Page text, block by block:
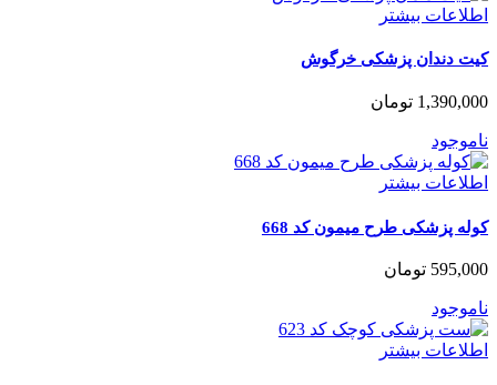
اطلاعات بیشتر
کیت دندان پزشکی خرگوش
1,390,000 تومان
ناموجود
اطلاعات بیشتر
کوله پزشکی طرح میمون کد 668
595,000 تومان
ناموجود
اطلاعات بیشتر